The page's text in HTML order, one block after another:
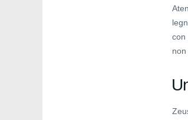
con